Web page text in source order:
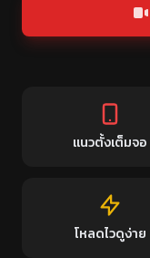
แนวตั้งเต็มจอ
โหลดไวดูง่าย